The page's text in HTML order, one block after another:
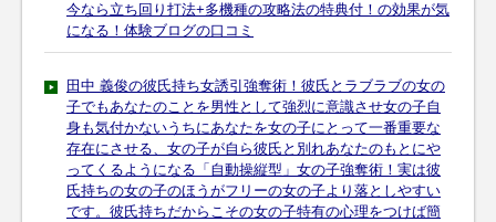
今なら立ち回り打法+多機種の攻略法の特典付！の効果が気
になる！体験ブログの口コミ
田中 義俊の彼氏持ち女誘引強奪術！彼氏とラブラブの女の
子でもあなたのことを男性として強烈に意識させ女の子自
身も気付かないうちにあなたを女の子にとって一番重要な
存在にさせる、女の子が自ら彼氏と別れあなたのもとにや
ってくるようになる「自動操縦型」女の子強奪術！実は彼
氏持ちの女の子のほうがフリーの女の子より落としやすい
です。彼氏持ちだからこその女の子特有の心理をつけば簡